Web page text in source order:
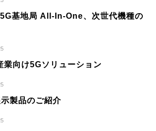
5G基地局 All-In-One、次世代機種の
業向け5Gソリューション
製品のご紹介